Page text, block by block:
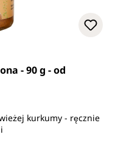
- 90 g - od
kurkumy - ręcznie